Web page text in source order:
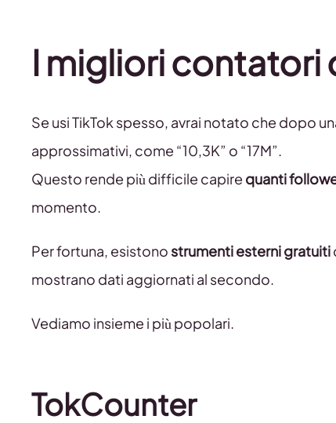
I migliori contatori
Se usi TikTok spesso, avrai notato che dopo
approssimativi, come “10,3K” o “17M”.
Questo rende più difficile capire quanti
momento.
Per fortuna, esistono strumenti esterni gratuiti
mostrano dati aggiornati al secondo.
Vediamo insieme i più popolari.
TokCounter